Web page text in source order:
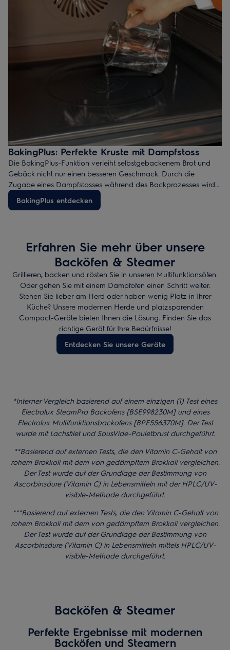
BakingPlus: Perfekte Kruste mit Dampfstoss
Die BakingPlus-Funktion verleiht selbstgebackenem Brot und
Gebäck nicht nur einen besseren Geschmack. Durch die
Zugabe eines Dampfstosses während des Backprozesses wird
die Kruste knuspriger und erhält eine intensivere, glänzendere
Farbe. Einfach 100 ml Wasser in die Prägung des Backofens
BakingPlus entdecken
Erfahren Sie mehr über unsere
Backöfen & Steamer
Grillieren, backen und rösten Sie in unseren Multifunktionsöfen.
Oder gehen Sie mit einem Dampfofen einen Schritt weiter.
Stehen Sie lieber am Herd oder haben wenig Platz in Ihrer
Küche? Unsere modernen Herde und platzsparenden
Compact-Geräte bieten Ihnen die Lösung. Finden Sie das
richtige Gerät für Ihre Bedürfnisse!
Entdecken Sie unsere Geräte
*Interner Vergleich basierend auf einem einzigen (1) Test eines
Electrolux SteamPro Backofens [BSE998230M] und eines
Electrolux Multifunktionsbackofens [BPE556370M]. Der Test
wurde mit Lachsfilet und SousVide-Pouletbrust durchgeführt.​
**Basierend auf externen Tests, die den Vitamin C-Gehalt von
rohem Brokkoli mit dem von gedämpftem Brokkoli vergleichen.
Der Test wurde auf der Grundlage der Bestimmung von
Ascorbinsäure (Vitamin C) in Lebensmitteln mit der HPLC/UV-
visible-Methode durchgeführt.​
***Basierend auf externen Tests, die den Vitamin C-Gehalt von
rohem Brokkoli mit dem von gedämpftem Brokkoli vergleichen.
Der Test wurde auf der Grundlage der Bestimmung von
Ascorbinsäure (Vitamin C) in Lebensmitteln mittels HPLC/UV-
visible-Methode durchgeführt.
Backöfen & Steamer
Perfekte Ergebnisse mit modernen
Backöfen und Steamern